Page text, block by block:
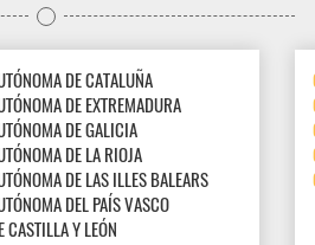
DE CATALUÑA
DE EXTREMADURA
DE GALICIA
DE LA RIOJA
DE LAS ILLES BALEARS
DEL PAÍS VASCO
Y LEÓN